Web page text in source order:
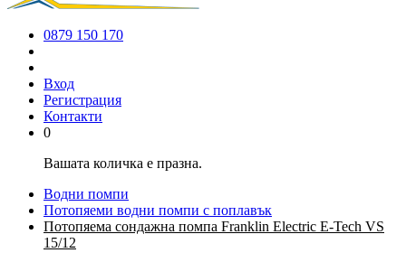
0879 150 170
Вход
Регистрация
Контакти
0
Вашата количка е празна.
Водни помпи
Потопяеми водни помпи с поплавък
Потопяема сондажна помпа Franklin Electric E-Tech VS
15/12